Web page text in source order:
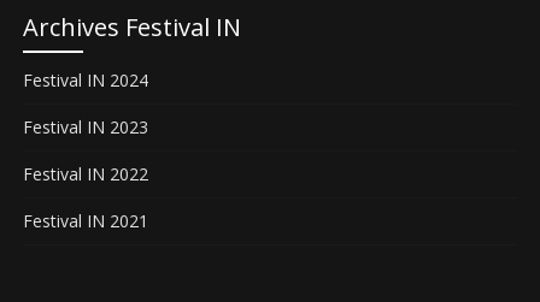
Archives Festival IN
Festival IN 2024
Festival IN 2023
Festival IN 2022
Festival IN 2021